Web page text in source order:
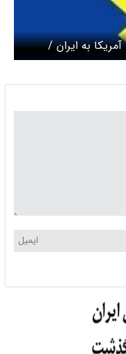
به ایران /
آمریکایی در کویت و